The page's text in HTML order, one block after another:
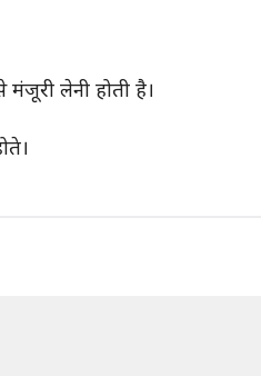
लेनी होती है।